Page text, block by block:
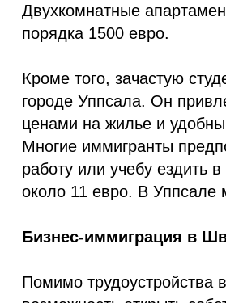
Двухкомнатные
порядка 1500 евро.
Кроме того, зачастую
городе Уппсала. Он
ценами на жилье и
Многие иммигранты
работу или учебу ездить
около 11 евро. В Уппсале
Бизнес-иммиграция в
Помимо трудоустройства